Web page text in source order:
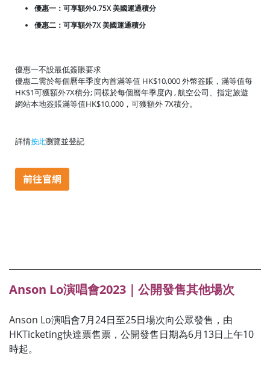
優惠一：可享額外0.75X 美國運通積分
優惠二：可享額外7X 美國運通積分
優惠一不設最低簽賬要求
優惠二需於每個曆年季度內首滿等值 HK$10,000 外幣簽賬，滿等值每
HK$1可獲額外7X積分; 同樣於每個曆年季度內 , 航空公司、指定旅遊
網站本地簽賬滿等值HK$10,000，可獲額外 7X積分。
詳情按此瀏覽並登記
Anson Lo演唱會2023｜公開發售其他場次
Anson Lo演唱會7月24日至25日場次向公眾發售，由
HKTicketing快達票售票，公開發售日期為6月13日上午10
時起。